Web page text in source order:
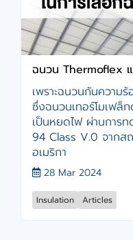
ฉนวน Thermoflex แ
เพราะฉนวนกันความ
ซึ่งฉนวนเทอร์โมเฟล็
เป็นหยดไฟ ผ่านการ
94 Class V.0 จากส
อเมริกา
28 Mar 2024
Insulation Articles